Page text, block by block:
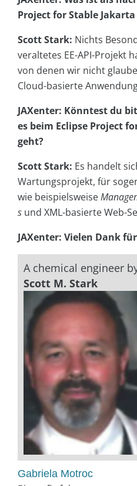
Project for Stable Jakarta
Scott Stark: Nichts
veraltetes EE-API-Projekt
von denen wir nicht
Cloud-basierte
JAXenter: Könntest du
es beim Eclipse Project
geht?
Scott Stark: Es handelt
Wartungsprojekt, für
wie beispielsweise
s und XML-basierte Web-
JAXenter: Vielen Dank
A chemical engineer
Scott M. Stark
Gabriela Motroc